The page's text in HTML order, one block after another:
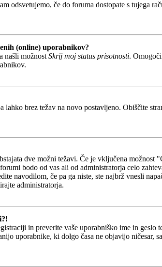
odsvetujemo, če do foruma dostopate s tujega
(online) uporabnikov?
našli možnost Skrij moj status prisotnosti.
lahko brez težav na novo postavljeno. Obiščite
dve možni težavi. Če je vključena možnost
bodo od vas ali od administratorja celo
navodilom, če pa ga niste, ste najbrž vnesli
administratorja.
in preverite vaše uporabniško ime in
uporabnike, ki dolgo časa ne objavijo ničesar,